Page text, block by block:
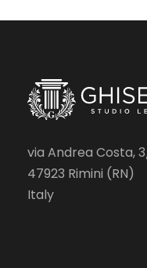
via Andrea Costa,
47923 Rimini (RN)
Italy